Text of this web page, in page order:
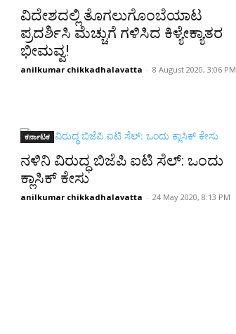
ವಿದೇಶದಲ್ಲಿ ತೊಗಲುಗೊಂಬೆಯಾಟ
ಪ್ರದರ್ಶಿಸಿ ಮೆಚ್ಚುಗೆ ಗಳಿಸಿದ ಕಿಳ್ಯೇಕ್ಯಾತರ
ಭೀಮವ್ವ!
anilkumar chikkadhalavatta - 8 August 2020, 3:06 PM
ಕರ್ನಾಟಕ
ನಳಿನಿ ವಿರುದ್ಧ ಬಿಜೆಪಿ ಐಟಿ ಸೆಲ್: ಒಂದು
ಕ್ಲಾಸಿಕ್ ಕೇಸು
anilkumar chikkadhalavatta - 24 May 2020, 8:13 PM